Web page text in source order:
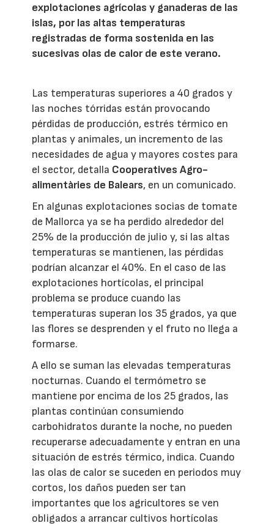
explotaciones agrícolas y ganaderas de las
islas, por las altas temperaturas
registradas de forma sostenida en las
sucesivas olas de calor de este verano.
Las temperaturas superiores a 40 grados y
las noches tórridas están provocando
pérdidas de producción, estrés térmico en
plantas y animales, un incremento de las
necesidades de agua y mayores costes para
el sector, detalla Cooperatives Agro-
alimentàries de Balears, en un comunicado.
En algunas explotaciones socias de tomate
de Mallorca ya se ha perdido alrededor del
25% de la producción de julio y, si las altas
temperaturas se mantienen, las pérdidas
podrían alcanzar el 40%. En el caso de las
explotaciones hortícolas, el principal
problema se produce cuando las
temperaturas superan los 35 grados, ya que
las flores se desprenden y el fruto no llega a
formarse.
A ello se suman las elevadas temperaturas
nocturnas. Cuando el termómetro se
mantiene por encima de los 25 grados, las
plantas continúan consumiendo
carbohidratos durante la noche, no pueden
recuperarse adecuadamente y entran en una
situación de estrés térmico, indica. Cuando
las olas de calor se suceden en periodos muy
cortos, los daños pueden ser tan
importantes que los agricultores se ven
obligados a arrancar cultivos hortícolas